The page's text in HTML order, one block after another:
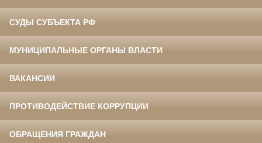
СУДЫ СУБЪЕКТА РФ
МУНИЦИПАЛЬНЫЕ ОРГАНЫ ВЛАСТИ
ВАКАНСИИ
ПРОТИВОДЕЙСТВИЕ КОРРУПЦИИ
ОБРАЩЕНИЯ ГРАЖДАН